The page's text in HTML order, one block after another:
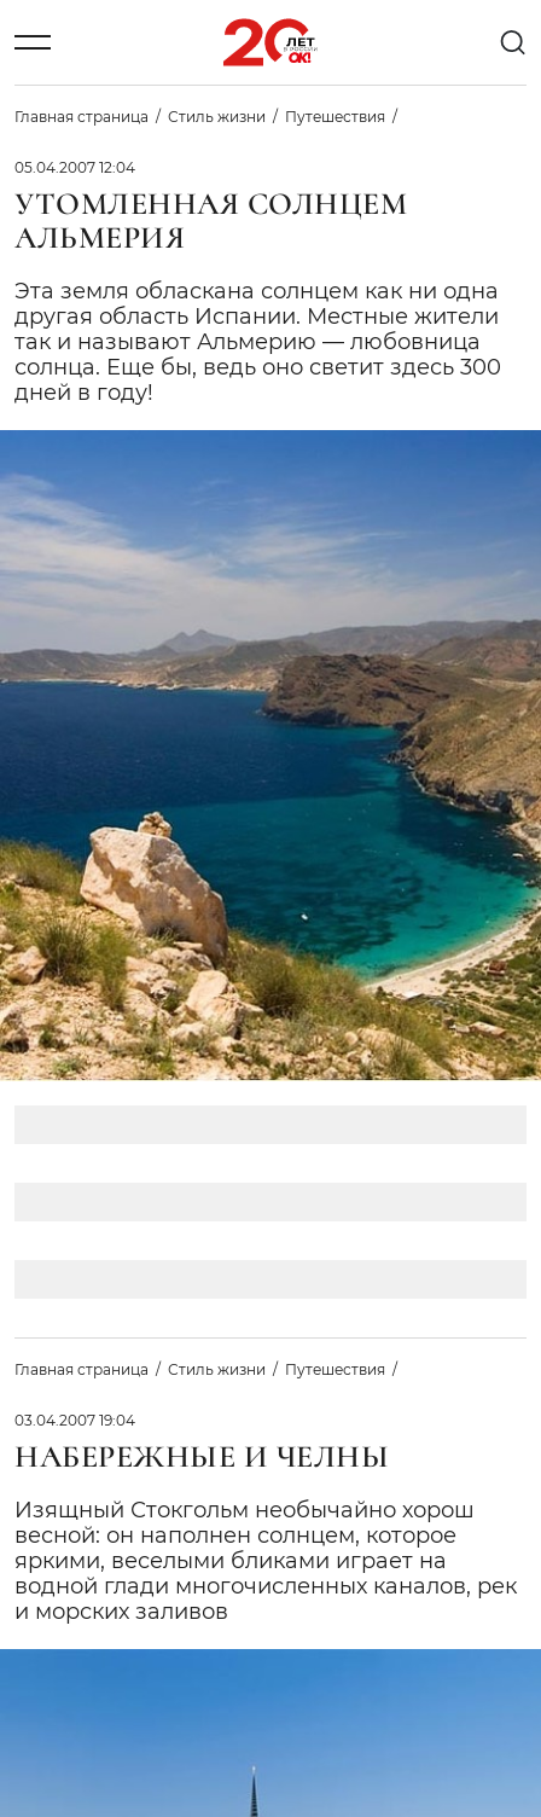
Главная страница Стиль жизни Путешествия
05.04.2007 12:04
УТОМЛЕННАЯ СОЛНЦЕМ
АЛЬМЕРИЯ
Эта земля обласкана солнцем как ни одна
другая область Испании. Местные жители
так и называют Альмерию — любовница
солнца. Еще бы, ведь оно светит здесь 300
дней в году!
Главная страница Стиль жизни Путешествия
03.04.2007 19:04
НАБЕРЕЖНЫЕ И ЧЕЛНЫ
Изящный Стокгольм необычайно хорош
весной: он наполнен солнцем, которое
яркими, веселыми бликами играет на
водной глади многочисленных каналов, рек
и морских заливов